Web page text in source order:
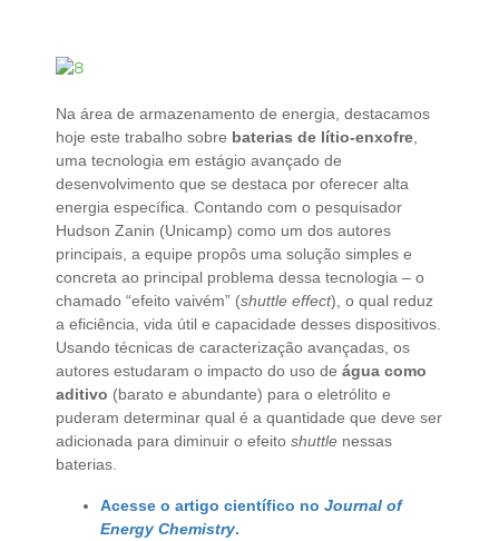
Na área de armazenamento de energia, destacamos
hoje este trabalho sobre baterias de lítio-enxofre
uma tecnologia em estágio avançado de
desenvolvimento que se destaca por oferecer alta
energia específica. Contando com o pesquisador
Hudson Zanin (Unicamp) como um dos autores
principais, a equipe propôs uma solução simples e
concreta ao principal problema dessa tecnologia – o
chamado “efeito vaivém” (shuttle effect), o qual reduz
a eficiência, vida útil e capacidade desses dispositivos.
Usando técnicas de caracterização avançadas, os
autores estudaram o impacto do uso de água como
aditivo (barato e abundante) para o eletrólito e
puderam determinar qual é a quantidade que deve ser
adicionada para diminuir o efeito shuttle nessas
baterias.
Acesse o artigo científico no Journal of
Energy Chemistry.